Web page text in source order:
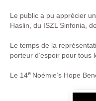
Le public a pu apprécier
Haslin, du ISZL Sinfonia,
Le temps de la
porteur d’espoir pour
Le 14e Noémie’s Hope